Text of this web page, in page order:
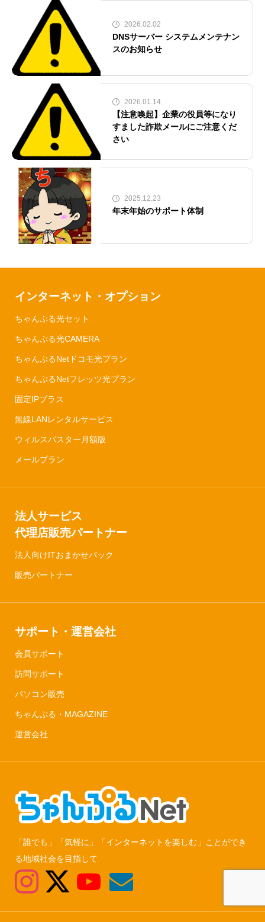
2026.02.02
DNSサーバー システムメンテナン
スのお知らせ
2026.01.14
【注意喚起】企業の役員等になり
すました詐欺メールにご注意くだ
さい
2025.12.23
年末年始のサポート体制
インターネット・オプション
ちゃんぷる光セット
ちゃんぷる光CAMERA
ちゃんぷるNetドコモ光プラン
ちゃんぷるNetフレッツ光プラン
固定IPプラス
無線LANレンタルサービス
ウィルスバスター月額版
メールプラン
法人サービス
代理店販売パートナー
法人向けITおまかせパック
販売パートナー
サポート・運営会社
会員サポート
訪問サポート
パソコン販売
ちゃんぷる・MAGAZINE
運営会社
「誰でも」「気軽に」「インターネットを楽しむ」ことができ
る地域社会を目指して